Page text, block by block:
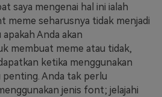
saya mengenai hal ini ialah
meme seharusnya tidak menjadi
Anda akan
membuat meme atau tidak,
ketika menggunakan
Anda tak perlu
jenis font; jelajahi